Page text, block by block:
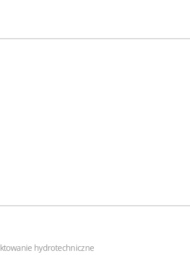
hydrotechniczne